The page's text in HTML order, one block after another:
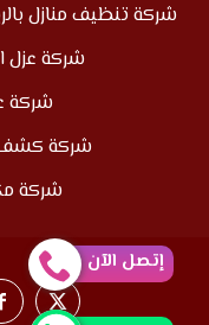
شركة تنظيف منازل
شركة عزل
شركة
شركة كشف
شركة
إتصل الآن